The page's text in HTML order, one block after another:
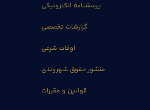
پرسشنامه الکترونیکی
گزارشات تخصصی
اوقات شرعی
منشور حقوق شهروندی
قوانین و مقررات